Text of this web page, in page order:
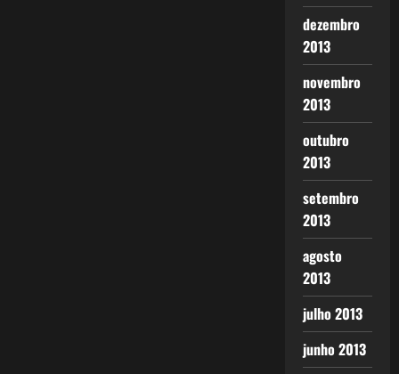
dezembro
2013
novembro
2013
outubro
2013
setembro
2013
agosto
2013
julho 2013
junho 2013